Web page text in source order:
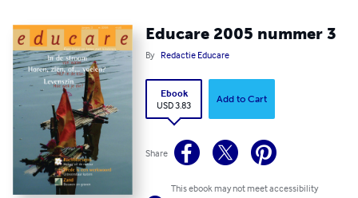
Educare 2005 nummer 3
By Redactie Educare
Ebook
USD 3.83
Add to Cart
Share
This ebook may not meet accessibility